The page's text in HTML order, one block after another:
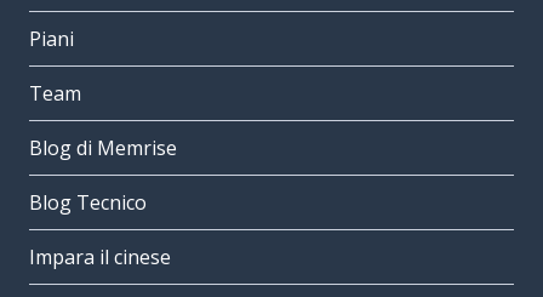
Piani
Team
Blog di Memrise
Blog Tecnico
Impara il cinese